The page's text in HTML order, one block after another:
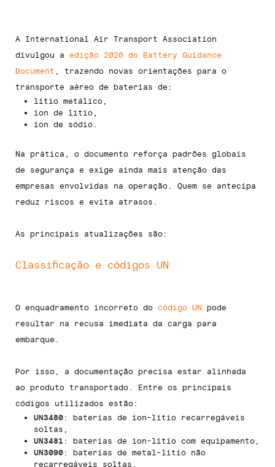
A International Air Transport Association
divulgou a edição 2026 do Battery Guidance
Document
, trazendo novas orientações para o
transporte aéreo de baterias de:
lítio metálico,
íon de lítio,
íon de sódio.
Na prática, o documento reforça padrões globais
de segurança e exige ainda mais atenção das
empresas envolvidas na operação. Quem se antecipa
reduz riscos e evita atrasos.
As principais atualizações são:
Classificação e códigos UN
O enquadramento incorreto do código UN pode
resultar na recusa imediata da carga para
embarque.
Por isso, a documentação precisa estar alinhada
ao produto transportado. Entre os principais
códigos utilizados estão:
UN3480 : baterias de íon-lítio recarregáveis
soltas,
UN3481 : baterias de íon-lítio com equipamento,
UN3090 : baterias de metal-lítio não
recarregáveis soltas,